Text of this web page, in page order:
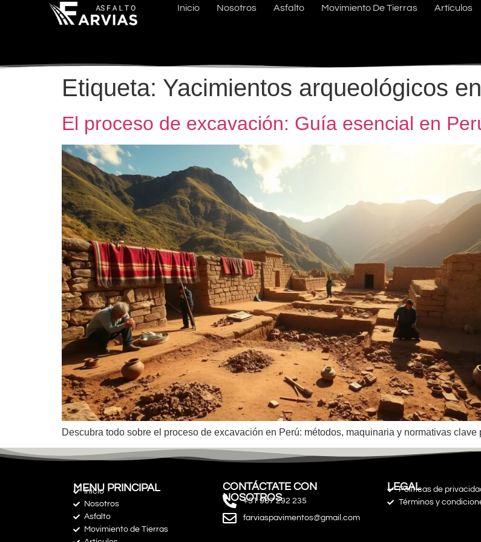
Inicio Nosotros Asfalto Movimiento De Tierras Artículos
Etiqueta: Yacimientos arqueológicos
El proceso de excavación: Guía esencial en
Descubra todo sobre el proceso de excavación en Perú: métodos, maquinaria y normativas
MENU PRINCIPAL
Inicio
Nosotros
Asfalto
Movimiento de Tierras
CONTÁCTATE CON
NOSOTROS
+51 967 292 235
farviaspavimentos@gmail.com
Políticas de
Términos y
LEGAL